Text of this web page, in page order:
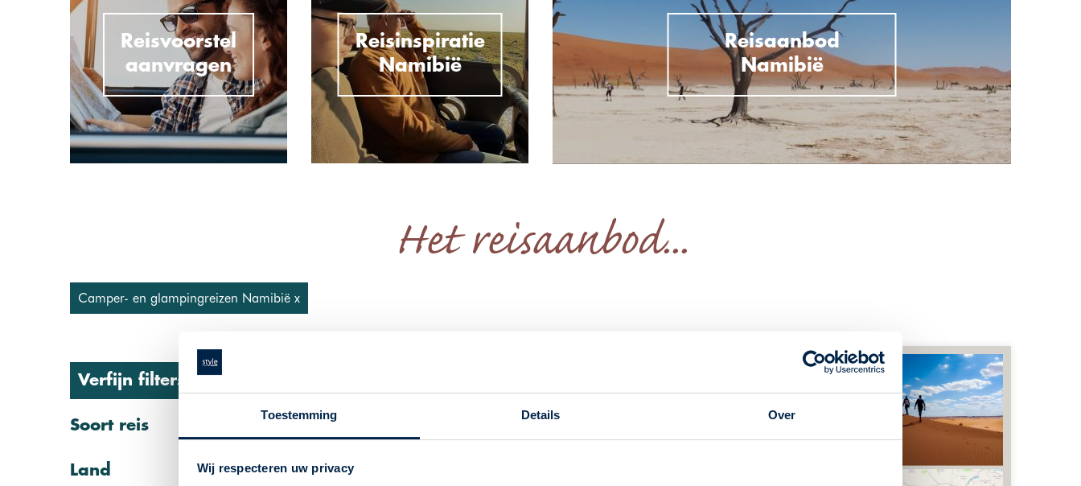
Toestemming Details Over
Wij respecteren uw privacy
Reisvoorstel
aanvragen
Reisinspiratie
Namibië
Reisaanbod
Namibië
Het reisaanbod...
Camper- en glampingreizen Namibië x
Verfijn filters:
Soort reis
Land